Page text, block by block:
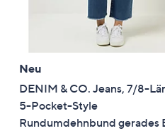
anzuzeigen.
Neu
DENIM & CO. Jeans, 7/8-
5-Pocket-Style
Rundumdehnbund gerades